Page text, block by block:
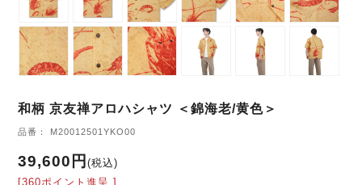
和柄 京友禅アロハシャツ ＜錦海老/黄色＞
品番： M20012501YKO00
39,600円(税込)